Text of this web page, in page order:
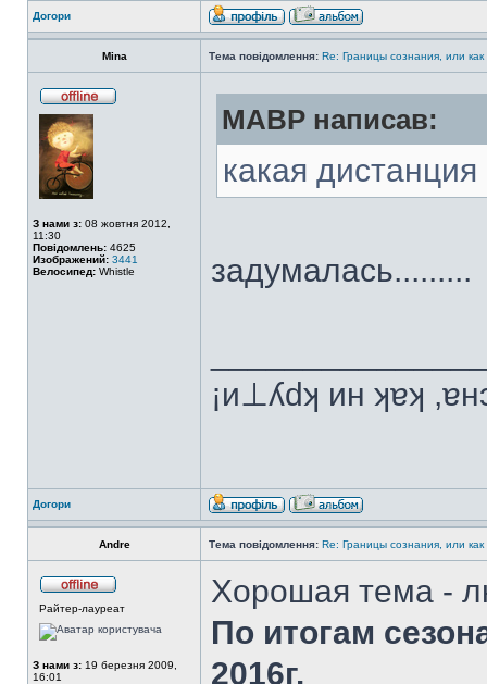
Догори
Mina Тема повідомлення: Re: Границы сознания, или как
З нами з: 08 жовтня 2012,
11:30
Повідомлень: 4625
Изображений: 3441
Велосипед: Whistle
MABP написав:
какая
задумалась.........
¡и⊥ʎdʞ ин ʞɐʞ
Догори
Andre Тема повідомлення: Re: Границы сознания, или как
Райтер-лауреат
З нами з: 19 березня 2009,
16:01
Хорошая тема -
По итогам
2016г.